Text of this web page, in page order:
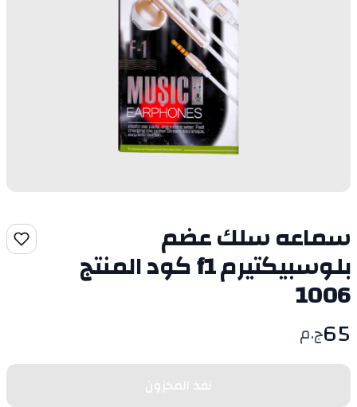
سماعه سلك عضم
بلوسبيكتيرم f1 كود المنتج
1006
65ج.م
نفذ المخزون